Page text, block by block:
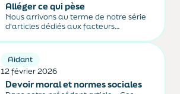
Alléger ce qui pèse
Nous arrivons au terme de notre série
d'articles dédiés aux facteurs
charge des aidants.
Aidant
12 février 2026
Devoir moral et normes sociales